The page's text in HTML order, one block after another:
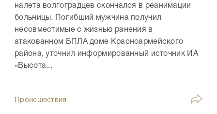
налета волгоградцев скончался в реанимации
больницы. Погибший мужчина получил
несовместимые с жизнью ранения в
атакованном БПЛА доме Красноармейского
района, уточнил информированный источник ИА
«Высота...
Происшествия